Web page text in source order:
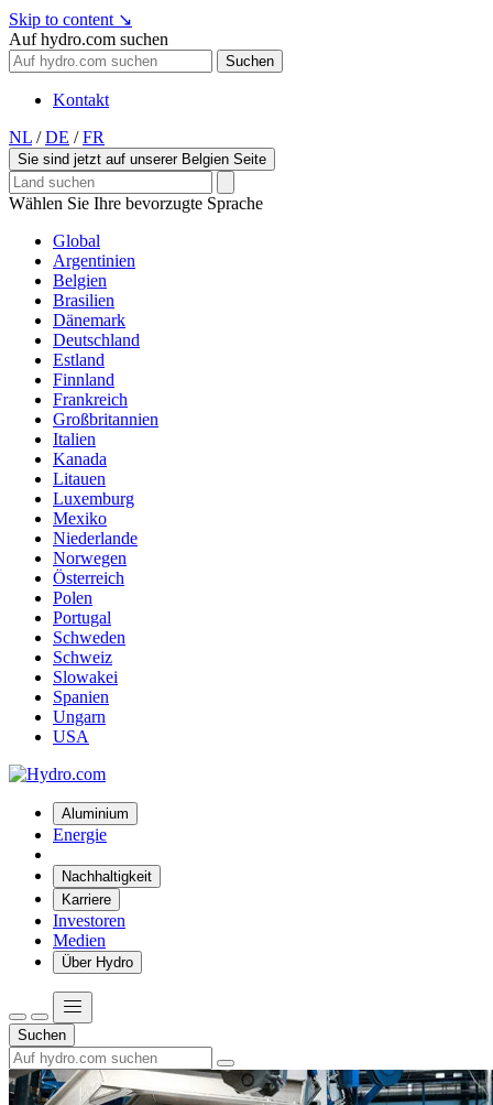
Skip to content ↘
Auf hydro.com suchen
Suchen
Kontakt
NL / DE / FR
Sie sind jetzt auf unserer Belgien Seite
Wählen Sie Ihre bevorzugte Sprache
Global
Argentinien
Belgien
Brasilien
Dänemark
Deutschland
Estland
Finnland
Frankreich
Großbritannien
Italien
Kanada
Litauen
Luxemburg
Mexiko
Niederlande
Norwegen
Österreich
Polen
Portugal
Schweden
Schweiz
Slowakei
Spanien
Ungarn
USA
Aluminium
Energie
Nachhaltigkeit
Karriere
Investoren
Medien
Über Hydro
Suchen